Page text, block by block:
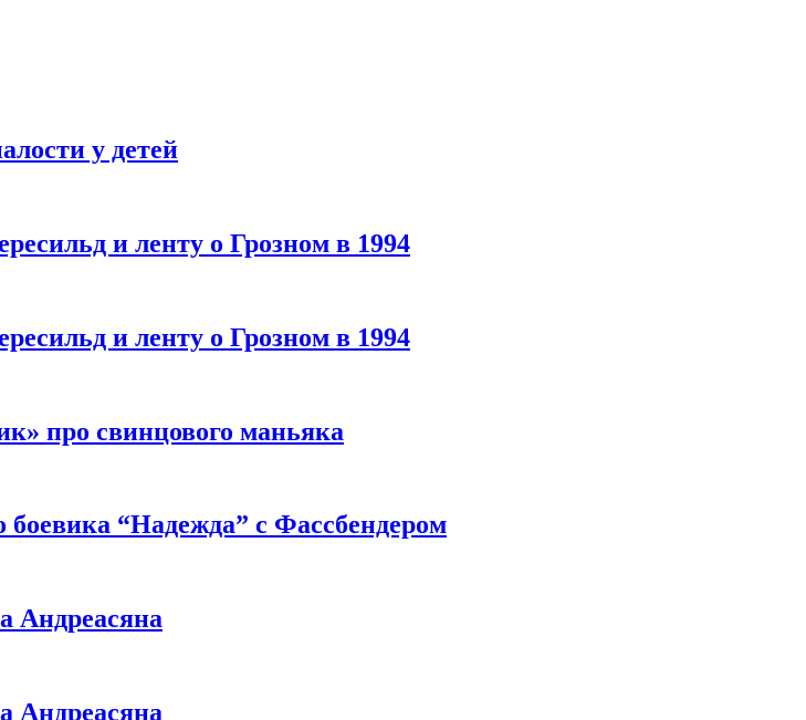
у детей
и ленту о Грозном в 1994
и ленту о Грозном в 1994
про свинцового маньяка
“Надежда” с Фассбендером
Андреасяна
Андреасяна